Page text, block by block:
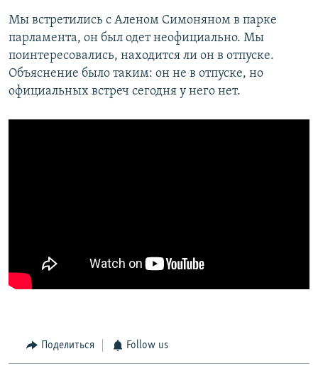
Мы встретились с Аленом Симоняном в парке
парламента, он был одет неофициально. Мы
поинтересовались, находится ли он в отпуске.
Объяснение было таким: он не в отпуске, но
официальных встреч сегодня у него нет.
Поделиться Follow us